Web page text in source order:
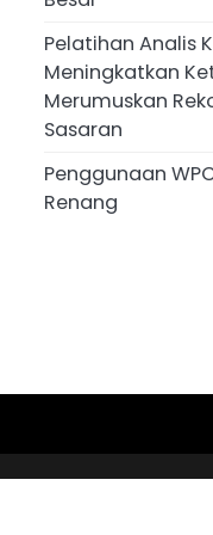
Pelatihan Analis
Meningkatkan
Merumuskan
Sasaran
Penggunaan
Renang